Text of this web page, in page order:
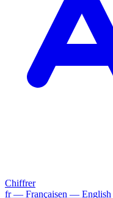
Chiffrer
fr— Françaisen — English